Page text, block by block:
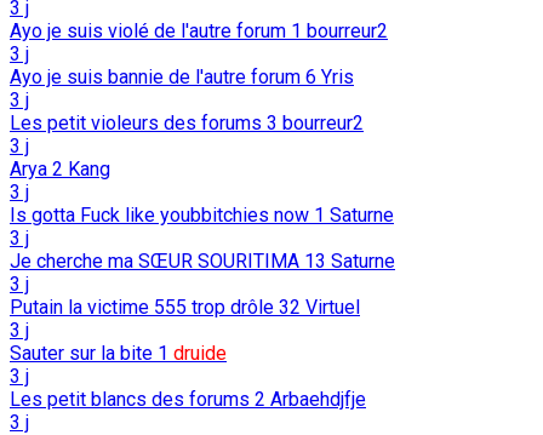
3 j
Ayo je suis violé de l'autre forum 1 bourreur2
3 j
Ayo je suis bannie de l'autre forum 6 Yris
3 j
Les petit violeurs des forums 3 bourreur2
3 j
Arya 2 Kang
3 j
Is gotta Fuck like youbbitchies now 1 Saturne
3 j
Je cherche ma SŒUR SOURITIMA 13 Saturne
3 j
Putain la victime 555 trop drôle 32 Virtuel
3 j
Sauter sur la bite 1 druide
3 j
Les petit blancs des forums 2 Arbaehdjfje
3 j